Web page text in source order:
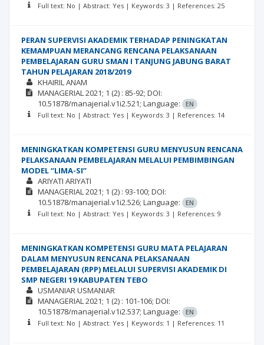
Full text: No | Abstract: Yes | Keywords: 3 | References: 25
PERAN SUPERVISI AKADEMIK TERHADAP PENINGKATAN
KEMAMPUAN MERANCANG RENCANA PELAKSANAAN
PEMBELAJARAN GURU SMAN I TANJUNG JABUNG BARAT
TAHUN PELAJARAN 2018/2019
KHAIRIL ANAM
MANAGERIAL2021; 1 (2) : 85-92; DOI:
10.51878/manajerial.v1i2.521; Language:
EN
Full text: No | Abstract: Yes | Keywords: 3 | References: 14
MENINGKATKAN KOMPETENSI GURU MENYUSUN RENCANA
PELAKSANAAN PEMBELAJARAN MELALUI PEMBIMBINGAN
MODEL “LIMA-SI”
ARIYATI ARIYATI
MANAGERIAL2021; 1 (2) : 93-100; DOI:
10.51878/manajerial.v1i2.526; Language:
EN
Full text: No | Abstract: Yes | Keywords: 3 | References: 9
MENINGKATKAN KOMPETENSI GURU MATA PELAJARAN
DALAM MENYUSUN RENCANA PELAKSANAAN
PEMBELAJARAN (RPP) MELALUI SUPERVISI AKADEMIK DI
SMP NEGERI 19 KABUPATEN TEBO
USMANIAR USMANIAR
MANAGERIAL2021; 1 (2) : 101-106; DOI:
10.51878/manajerial.v1i2.537; Language:
EN
Full text: No | Abstract: Yes | Keywords: 1 | References: 11